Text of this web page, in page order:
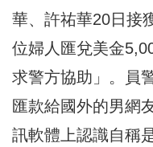
華、 許祐華20日接
位婦人匯兌美金5,
求警方協助」。
員
匯款給國外的男網
訊軟體上認識自稱